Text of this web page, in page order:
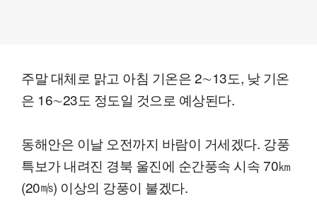
주말 대체로 맑고 아침 기온은 2∼13도, 낮 기온
은 16∼23도 정도일 것으로 예상된다.
동해안은 이날 오전까지 바람이 거세겠다. 강풍
특보가 내려진 경북 울진에 순간풍속 시속 70㎞
(20㎧) 이상의 강풍이 불겠다.